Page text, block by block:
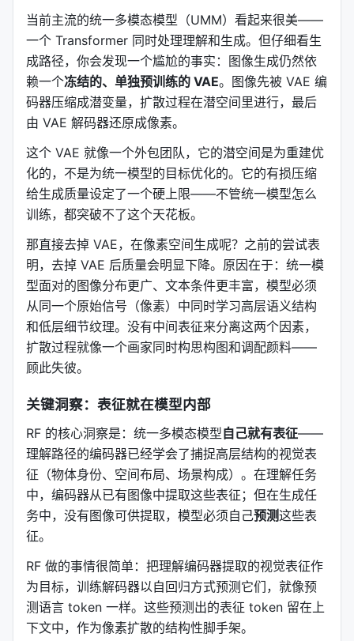
当前主流的统一多模态模型（UMM）看起来很美——
一个 Transformer 同时处理理解和生成。但仔细看生
成路径，你会发现一个尴尬的事实：图像生成仍然依
赖一个冻结的、单独预训练的 VAE。图像先被 VAE 编
码器压缩成潜变量，扩散过程在潜空间里进行，最后
由 VAE 解码器还原成像素。
这个 VAE 就像一个外包团队，它的潜空间是为重建优
化的，不是为统一模型的目标优化的。它的有损压缩
给生成质量设定了一个硬上限——不管统一模型怎么
训练，都突破不了这个天花板。
那直接去掉 VAE，在像素空间生成呢？之前的尝试表
明，去掉 VAE 后质量会明显下降。原因在于：统一模
型面对的图像分布更广、文本条件更丰富，模型必须
从同一个原始信号（像素）中同时学习高层语义结构
和低层细节纹理。没有中间表征来分离这两个因素，
扩散过程就像一个画家同时构思构图和调配颜料——
顾此失彼。
关键洞察：表征就在模型内部
RF 的核心洞察是：统一多模态模型自己就有表征——
理解路径的编码器已经学会了捕捉高层结构的视觉表
征（物体身份、空间布局、场景构成）。在理解任务
中，编码器从已有图像中提取这些表征；但在生成任
务中，没有图像可供提取，模型必须自己预测这些表
征。
RF 做的事情很简单：把理解编码器提取的视觉表征作
为目标，训练解码器以自回归方式预测它们，就像预
测语言 token 一样。这些预测出的表征 token 留在上
下文中，作为像素扩散的结构性脚手架。